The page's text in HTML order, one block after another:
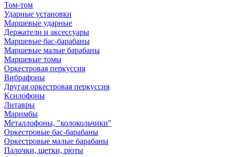
Том-том
Ударные установки
Маршевые ударные
Держатели и аксессуары
Маршевые бас-барабаны
Маршевые малые барабаны
Маршевые томы
Оркестровая перкуссия
Вибрафоны
Другая оркестровая перкуссия
Ксилофоны
Литавры
Маримбы
Металлофоны, "колокольчики"
Оркестровые бас-барабаны
Оркестровые малые барабаны
Палочки, щетки, рюты